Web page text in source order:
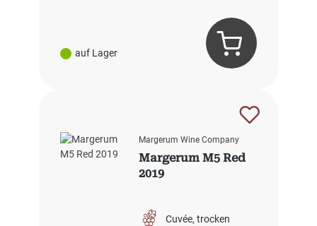
auf Lager
Margerum Wine Company
Margerum M5 Red
2019
Cuvée trocken